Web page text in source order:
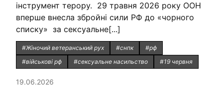
інструмент терору. 29 травня 2026 року ООН
вперше внесла збройні сили РФ до «чорного
списку» за сексуальне[...]
#Жіночий ветеранський рух #снпк
#рф
#військові рф
#сексуальне насильство #19 червня
19.06.2026